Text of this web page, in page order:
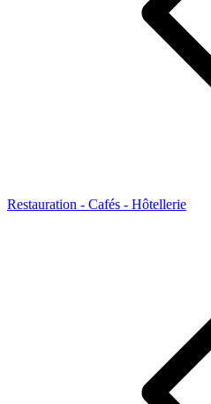
Restauration - Cafés - Hôtellerie